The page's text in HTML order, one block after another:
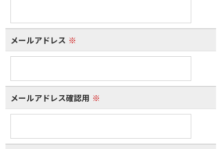
メールアドレス ※
メールアドレス確認用 ※